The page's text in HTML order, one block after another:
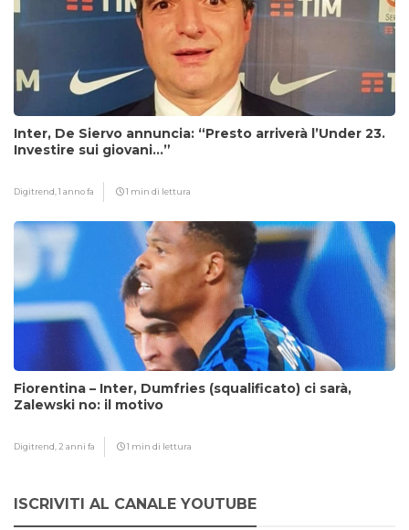
Inter, De Siervo annuncia: “Presto arriverà l’Under 23.
Investire sui giovani…”
Digitrend,1 anno fa 1 min di lettura
Fiorentina – Inter, Dumfries (squalificato) ci sarà,
Zalewski no: il motivo
Digitrend, 2 anni fa 1 min di lettura
ISCRIVITI AL CANALE YOUTUBE